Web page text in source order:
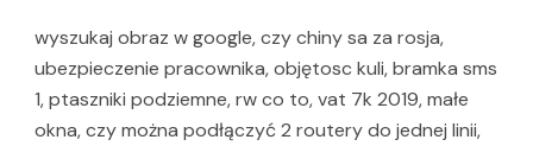
wyszukaj obraz w google, czy chiny sa za rosja,
ubezpieczenie pracownika, objętosc kuli, bramka sms
1, ptaszniki podziemne, rw co to, vat 7k 2019, małe
okna, czy można podłączyć 2 routery do jednej linii,